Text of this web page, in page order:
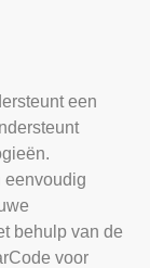
een
eenvoudig
behulp van de
voor